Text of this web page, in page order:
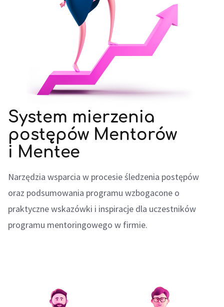
System mierzenia
postępów Mentorów
i Mentee
Narzędzia wsparcia w procesie śledzenia postępów
oraz podsumowania programu wzbogacone o
praktyczne wskazówki i inspiracje dla uczestników
programu mentoringowego w firmie.